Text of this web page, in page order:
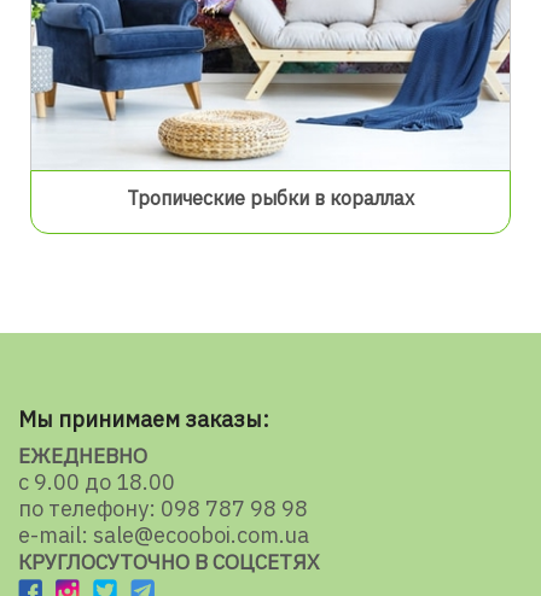
Тропические рыбки в кораллах
Мы принимаем заказы:
ЕЖЕДНЕВНО
с 9.00 до 18.00
по телефону: 098 787 98 98
e-mail: sale@ecooboi.com.ua
КРУГЛОСУТОЧНО В СОЦСЕТЯХ